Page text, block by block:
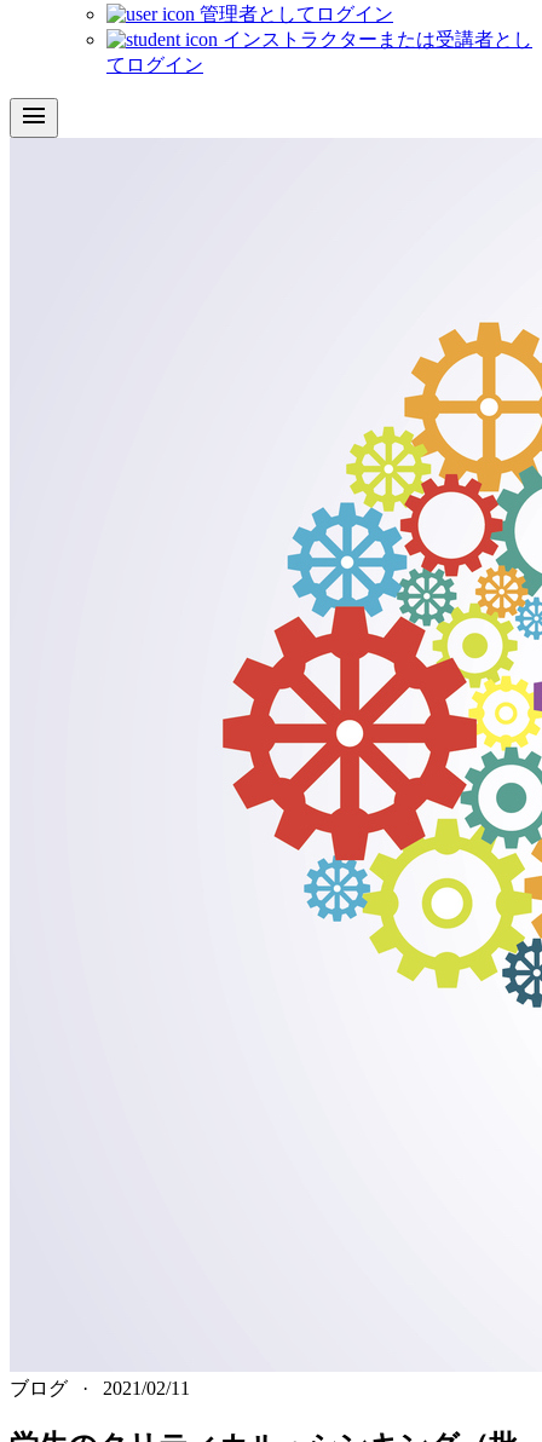
管理者としてログイン
インストラクターまたは受講者とし
てログイン
menu
ブログ · 2021/02/11